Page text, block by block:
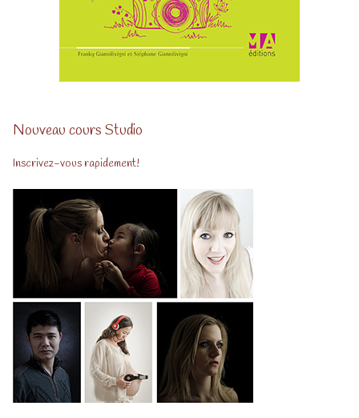
Nouveau cours Studio
Inscrivez-vous rapidement!